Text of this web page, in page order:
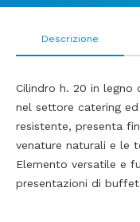
Descrizione
Cilindro h. 20 in legno
nel settore catering
resistente, presenta
venature naturali e le
Elemento versatile e
presentazioni di